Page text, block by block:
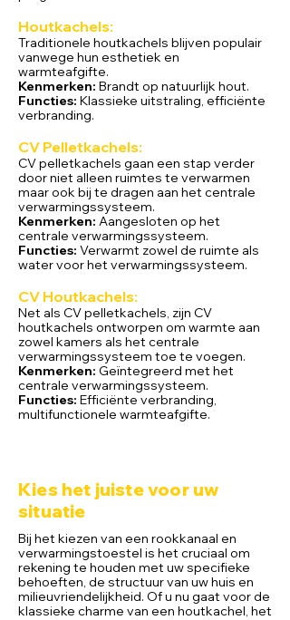
Houtkachels:
Traditionele houtkachels blijven populair
vanwege hun esthetiek en
warmteafgifte.
Kenmerken: Brandt op natuurlijk hout.
Functies: Klassieke uitstraling, efficiënte
verbranding.
CV Pelletkachels:
CV pelletkachels gaan een stap verder
door niet alleen ruimtes te verwarmen
maar ook bij te dragen aan het centrale
verwarmingssysteem.
Kenmerken: Aangesloten op het
centrale verwarmingssysteem.
Functies: Verwarmt zowel de ruimte als
water voor het verwarmingssysteem.
CV Houtkachels:
Net als CV pelletkachels, zijn CV
houtkachels ontworpen om warmte aan
zowel kamers als het centrale
verwarmingssysteem toe te voegen.
Kenmerken: Geïntegreerd met het
centrale verwarmingssysteem.
Functies: Efficiënte verbranding,
multifunctionele warmteafgifte.
Kies het juiste voor uw
situatie
Bij het kiezen van een rookkanaal en
verwarmingstoestel is het cruciaal om
rekening te houden met uw specifieke
behoeften, de structuur van uw huis en
milieuvriendelijkheid. Of u nu gaat voor de
klassieke charme van een houtkachel, het